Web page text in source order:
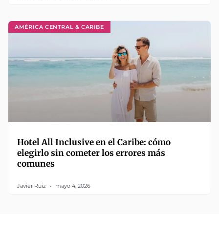
AMÉRICA CENTRAL & CARIBE
Hotel All Inclusive en el Caribe: cómo
elegirlo sin cometer los errores más
comunes
Javier Ruiz mayo 4, 2026